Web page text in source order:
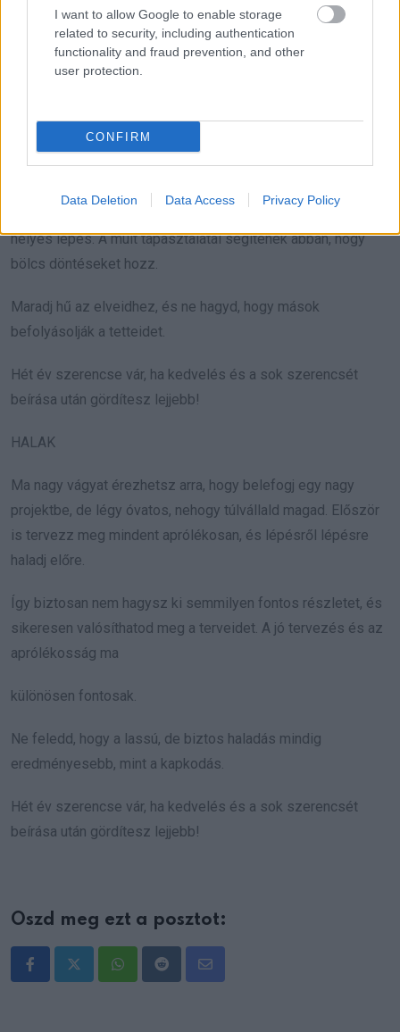
I want to allow Google to enable storage
related to security, including authentication
functionality and fraud prevention, and other
user protection.
CONFIRM
Data Deletion Data Access Privacy Policy
Hét év szerencse vár, ha kedvelés és a sok szerencsét
beírása után gördítesz lejjebb!
VÍZÖNTŐ
Amikor másokért teszel, ne az legyen az elsődleges célod,
hogy visszaigazolást kapj. A környezeted tudja, mennyire
segítőkész vagy, ezért nem kell mindig bizonygatnod ezt.
helyes lépés. A múlt tapasztalatai segítenek abban, hogy
bölcs döntéseket hozz.
Maradj hű az elveidhez, és ne hagyd, hogy mások
befolyásolják a tetteidet.
Hét év szerencse vár, ha kedvelés és a sok szerencsét
beírása után gördítesz lejjebb!
HALAK
Ma nagy vágyat érezhetsz arra, hogy belefogj egy nagy
projektbe, de légy óvatos, nehogy túlvállald magad. Először
is tervezz meg mindent aprólékosan, és lépésről lépésre
haladj előre.
Így biztosan nem hagysz ki semmilyen fontos részletet, és
sikeresen valósíthatod meg a terveidet. A jó tervezés és az
aprólékosság ma
különösen fontosak.
Ne feledd, hogy a lassú, de biztos haladás mindig
eredményesebb, mint a kapkodás.
Hét év szerencse vár, ha kedvelés és a sok szerencsét
beírása után gördítesz lejjebb!
Oszd meg ezt a posztot:
WhatsappRedditShare